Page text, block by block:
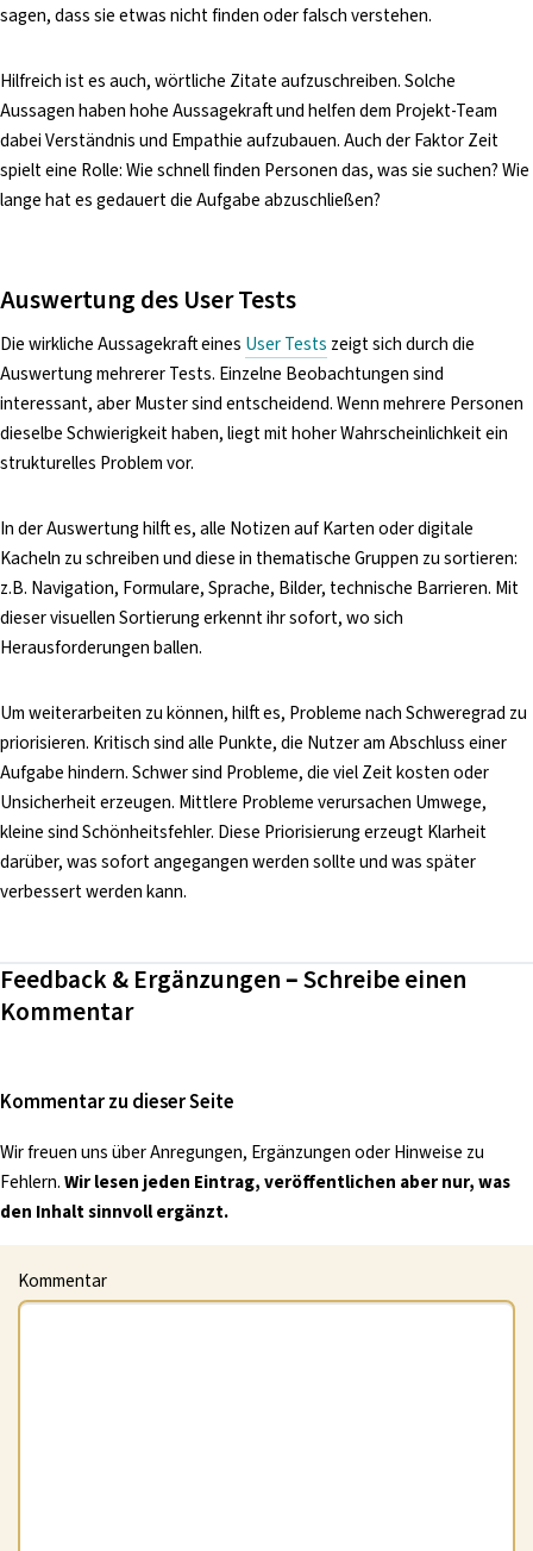
sagen, dass sie etwas nicht finden oder falsch verstehen.
Hilfreich ist es auch, wörtliche Zitate aufzuschreiben. Solche
Aussagen haben hohe Aussagekraft und helfen dem Projekt-Team
dabei Verständnis und Empathie aufzubauen. Auch der Faktor Zeit
spielt eine Rolle: Wie schnell finden Personen das, was sie suchen? Wie
lange hat es gedauert die Aufgabe abzuschließen?
Auswertung des User Tests
Die wirkliche Aussagekraft eines User Tests zeigt sich durch die
Auswertung mehrerer Tests. Einzelne Beobachtungen sind
interessant, aber Muster sind entscheidend. Wenn mehrere Personen
dieselbe Schwierigkeit haben, liegt mit hoher Wahrscheinlichkeit ein
strukturelles Problem vor.
In der Auswertung hilft es, alle Notizen auf Karten oder digitale
Kacheln zu schreiben und diese in thematische Gruppen zu sortieren:
z.B. Navigation, Formulare, Sprache, Bilder, technische Barrieren. Mit
dieser visuellen Sortierung erkennt ihr sofort, wo sich
Herausforderungen ballen.
Um weiterarbeiten zu können, hilft es, Probleme nach Schweregrad zu
priorisieren. Kritisch sind alle Punkte, die Nutzer am Abschluss einer
Aufgabe hindern. Schwer sind Probleme, die viel Zeit kosten oder
Unsicherheit erzeugen. Mittlere Probleme verursachen Umwege,
kleine sind Schönheitsfehler. Diese Priorisierung erzeugt Klarheit
darüber, was sofort angegangen werden sollte und was später
verbessert werden kann.
Feedback & Ergänzungen – Schreibe einen
Kommentar
Kommentar zu dieser Seite
Wir freuen uns über Anregungen, Ergänzungen oder Hinweise zu
Fehlern.Wir lesen jeden Eintrag, veröffentlichen aber nur, was
den Inhalt sinnvoll ergänzt.
Kommentar